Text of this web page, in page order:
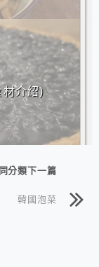
介紹)
同分類下一篇
韓國泡菜